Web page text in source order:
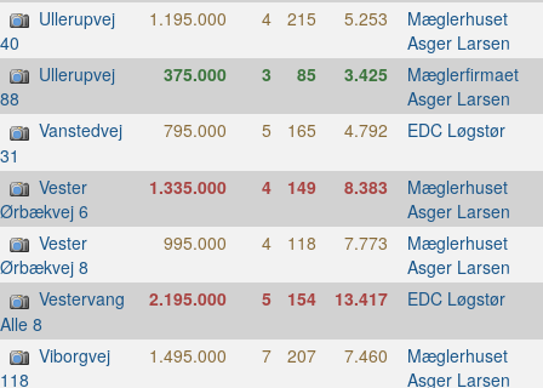
Ullerupvej
40
1.195.000 4 215 5.253 Mæglerhuset
Asger Larsen
Ullerupvej
88
375.000 3 85 3.425 Mæglerfirmaet
Asger Larsen
Vanstedvej
31
795.000 5 165 4.792 EDC Løgstør
Vester
Ørbækvej 6
1.335.000 4 149 8.383 Mæglerhuset
Asger Larsen
Vester
Ørbækvej 8
995.000 4 118 7.773 Mæglerhuset
Asger Larsen
Vestervang
Alle 8
2.195.000 5 154 13.417 EDC Løgstør
Viborgvej
118
1.495.000 7 207 7.460 Mæglerhuset
Asger Larsen